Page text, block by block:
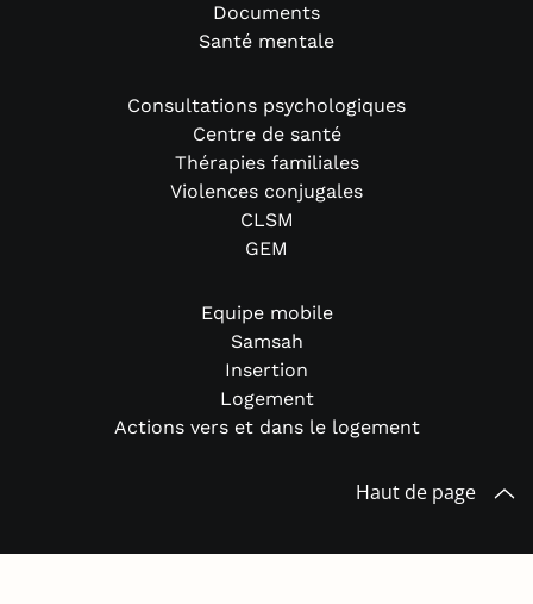
Documents
Santé mentale
Consultations psychologiques
Centre de santé
Thérapies familiales
Violences conjugales
CLSM
GEM
Equipe mobile
Samsah
Insertion
Logement
Actions vers et dans le logement
Haut de page